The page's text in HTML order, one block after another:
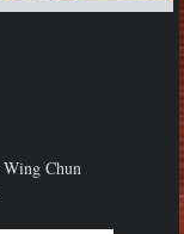
Wing Chun